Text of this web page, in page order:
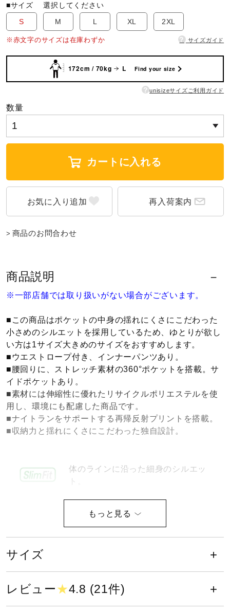
ワーキング
ウォーキングシューズ
インナー
アウトドア／レイン
ジュニア／キッズ
メディカル
コラボ／ライセンス
セール
直営店一覧
取扱店一覧
■サイズ選択してください
S
M L XL 2XL
※赤文字のサイズは在庫わずか ? サイズガイド
172cm / 70kg L Find your size
? unisizeサイズご利用ガイド
数量
カートに入れる
再入荷案内
商品のお問合わせ
商品説明
※一部店舗では取り扱いがない場合がございます。
■この商品はポケットの中身の揺れにくさにこだわった
小さめのシルエットを採用しているため、ゆとりが欲し
い方は1サイズ大きめのサイズをおすすめします。
■ウエストロープ付き、インナーパンツあり。
■腰回りに、ストレッチ素材の360°ポケットを搭載。サ
イドポケットあり。
■素材には伸縮性に優れたリサイクルポリエステルを使
用し、環境にも配慮した商品です。
■ナイトランをサポートする再帰反射プリントを搭載。
■収納力と揺れにくさにこだわった独自設計。
体のラインに沿った細身のシルエッ
ト。
い洗濯ができる
サイズ
レビュー★4.8 (21件)